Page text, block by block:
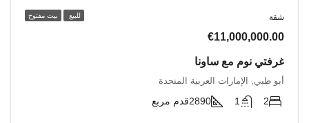
للبيع بيت مفتوح شقة
€11,000,000.00
غرفتي نوم مع ساونا
أبو ظبي, الإمارات العربية المتحدة
2
1
2890قدم مربع